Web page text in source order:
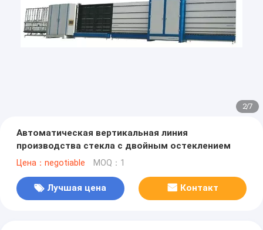
2/7
Автоматическая вертикальная линия
производства стекла с двойным остеклением
Цена：negotiable MOQ：1
Лучшая цена Контакт